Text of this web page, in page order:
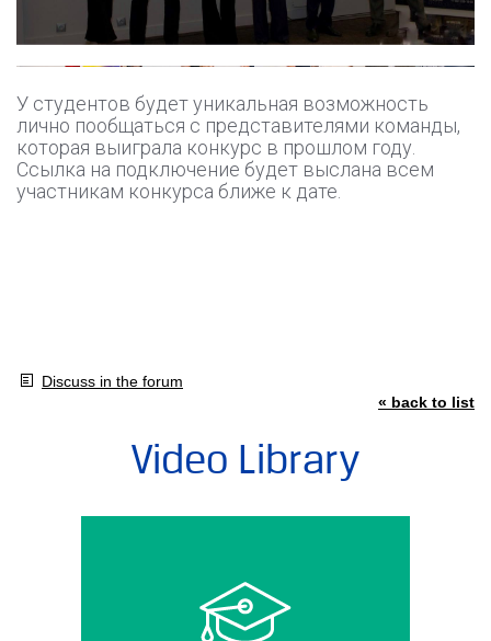
У студентов будет уникальная возможность
лично пообщаться с представителями команды,
которая выиграла конкурс в прошлом году.
Ссылка на подключение будет выслана всем
участникам конкурса ближе к дате.
Discuss in the forum
« back to list
Video Library